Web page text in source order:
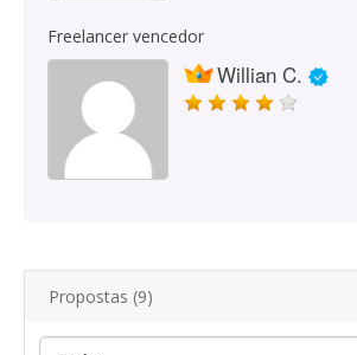
Freelancer vencedor
Willian C.
Propostas (9)